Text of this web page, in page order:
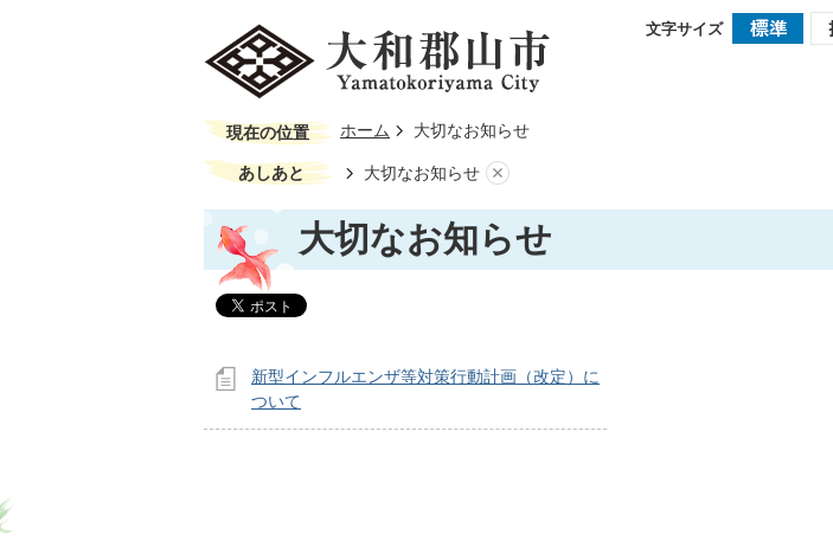
文字サイズ
現在の位置 ホーム 大切なお知らせ
あしあと 大切なお知らせ
大切なお知らせ
新型インフルエンザ等対策行動計画（改定）に
ついて